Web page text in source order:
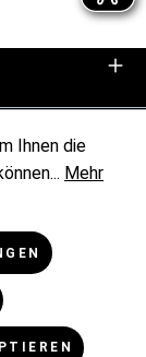
Ihnen die
Mehr